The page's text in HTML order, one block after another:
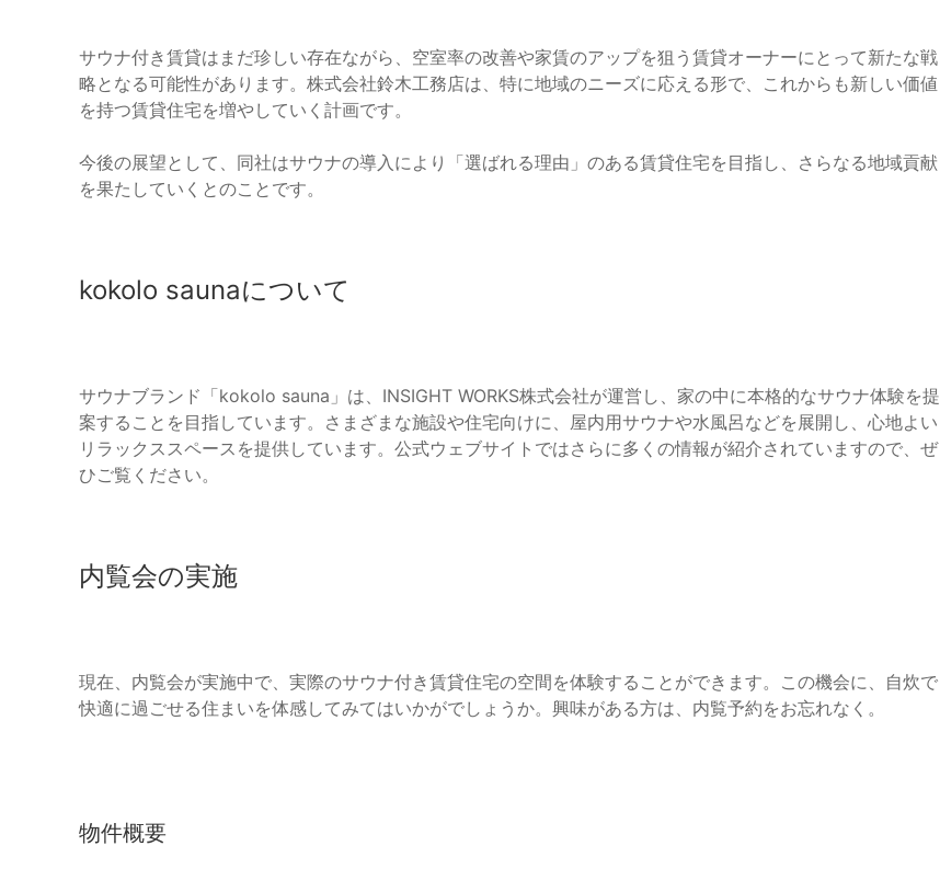
サウナ付き賃貸はまだ珍しい存在ながら、空室率の改善や家賃のアップを狙う賃貸オーナーにとって新たな戦
略となる可能性があります。株式会社鈴木工務店は、特に地域のニーズに応える形で、これからも新しい価値
を持つ賃貸住宅を増やしていく計画です。
今後の展望として、同社はサウナの導入により「選ばれる理由」のある賃貸住宅を目指し、さらなる地域貢献
を果たしていくとのことです。
kokolo saunaについて
サウナブランド「kokolo sauna」は、INSIGHT WORKS株式会社が運営し、家の中に本格的なサウナ体験を提
案することを目指しています。さまざまな施設や住宅向けに、屋内用サウナや水風呂などを展開し、心地よい
リラックススペースを提供しています。公式ウェブサイトではさらに多くの情報が紹介されていますので、ぜ
ひご覧ください。
内覧会の実施
現在、内覧会が実施中で、実際のサウナ付き賃貸住宅の空間を体験することができます。この機会に、自炊で
快適に過ごせる住まいを体感してみてはいかがでしょうか。興味がある方は、内覧予約をお忘れなく。
物件概要